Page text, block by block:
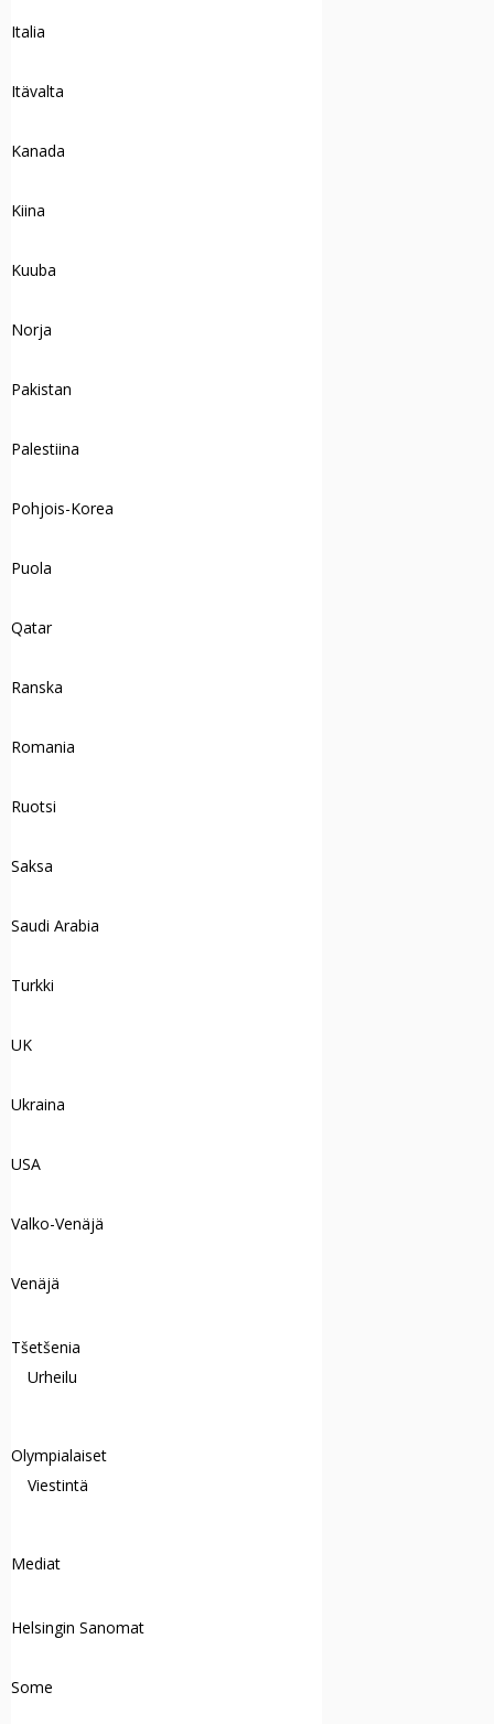
Italia
Itävalta
Kanada
Kiina
Kuuba
Norja
Pakistan
Palestiina
Pohjois-Korea
Puola
Qatar
Ranska
Romania
Ruotsi
Saksa
Saudi Arabia
Turkki
UK
Ukraina
USA
Valko-Venäjä
Venäjä
Tšetšenia
Urheilu
Olympialaiset
Viestintä
Mediat
Helsingin Sanomat
Some